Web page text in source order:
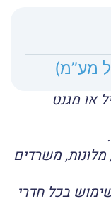
מע”מ)
או מגנט
משרדים
בכל חדרי